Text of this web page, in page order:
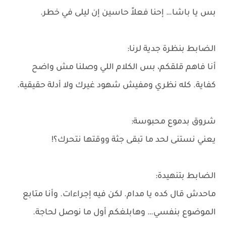
بس يا باشا… إحنا فعلاً حاسين إن ليلى في خطر.
الضابط بنظرة جدية لرنا:
أنا فاهم قلقكم، بس الكلام اللي وصلنا مش واضح
كفاية. كله نظري ومفيش شهود غيرك ولا أدلة حقيقية.
شروق بدموع محبوسة:
يعني نستنى لحد ما تبقى جثة ووقتها نتحرك؟!
الضابط بتنهيدة:
ماحدش قال كده يا مدام. لكن فيه إجراءات. وأنا متابع
الموضوع بنفسي… وهابلغكم أول ما نوصل لحاجة.